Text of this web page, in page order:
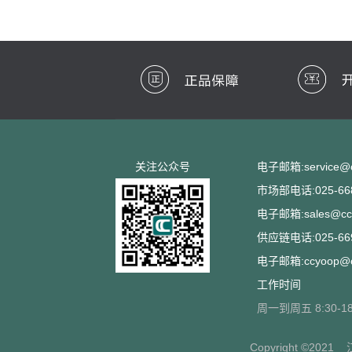
关注公众号
电子邮箱
市场部电话:025-
电子邮箱
供应链电话:025-
电子邮箱
工作时间
周一到周五 8:30-
Copyright ©2021